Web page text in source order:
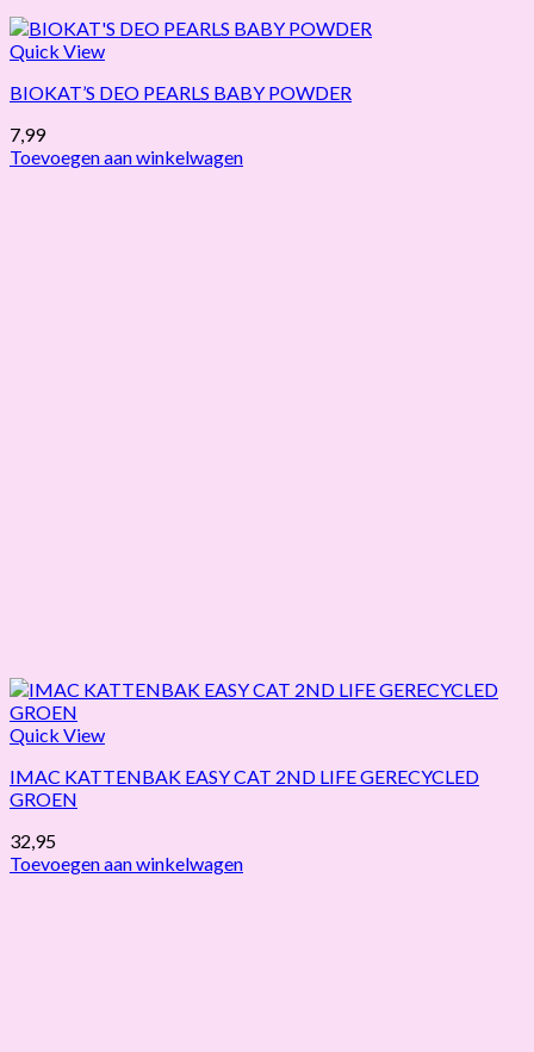
Quick View
BIOKAT’S DEO PEARLS BABY POWDER
7,99
Toevoegen aan winkelwagen
Quick View
IMAC KATTENBAK EASY CAT 2ND LIFE GERECYCLED
GROEN
32,95
Toevoegen aan winkelwagen